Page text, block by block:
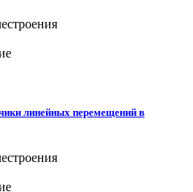
линейных перемещений в